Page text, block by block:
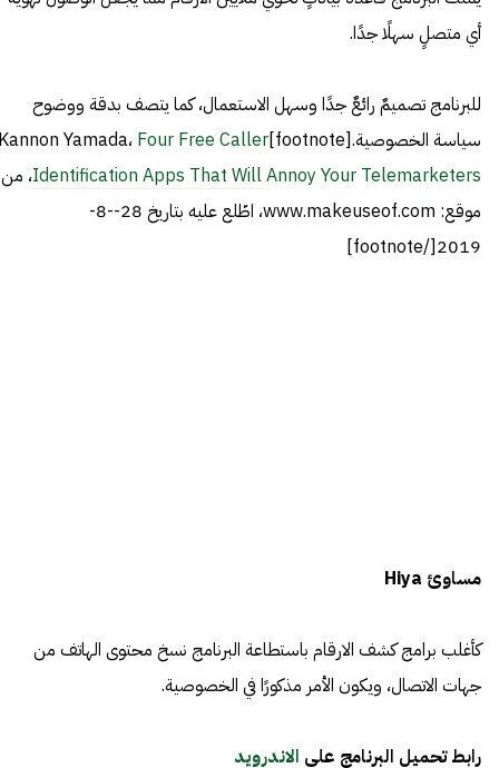
أي متصلٍ سهلًا جدًا.
للبرنامج تصميمٌ رائعٌ جدًا وسهل الاستعمال، كما يتصف بدقة ووضوح
سياسة الخصوصية.[footnote]Kannon Yamada،
Four Free Caller
Identification Apps That Will Annoy Your Telemarketers، من
موقع: www.makeuseof.com، اطّلع عليه بتاريخ 28--8-
2019[/footnote]
مساوئ Hiya
كأغلب برامج كشف الارقام باستطاعة البرنامج نسخ محتوى الهاتف من
جهات الاتصال، ويكون الأمر مذكورًا في الخصوصية.
رابط تحميل البرنامج على الاندرويد